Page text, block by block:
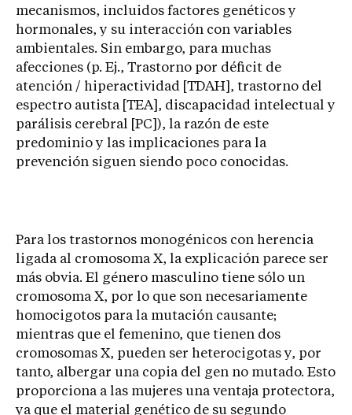
mecanismos, incluidos factores genéticos y
hormonales, y su interacción con variables
ambientales. Sin embargo, para muchas
afecciones (p. Ej., Trastorno por déficit de
atención / hiperactividad [TDAH], trastorno del
espectro autista [TEA], discapacidad intelectual y
parálisis cerebral [PC]), la razón de este
predominio y las implicaciones para la
prevención siguen siendo poco conocidas.
Para los trastornos monogénicos con herencia
ligada al cromosoma X, la explicación parece ser
más obvia. El género masculino tiene sólo un
cromosoma X, por lo que son necesariamente
homocigotos para la mutación causante;
mientras que el femenino, que tienen dos
cromosomas X, pueden ser heterocigotas y, por
tanto, albergar una copia del gen no mutado. Esto
proporciona a las mujeres una ventaja protectora,
ya que el material genético de su segundo